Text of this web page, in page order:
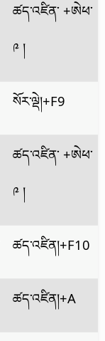
ཚད་འཛིན་ +ཨེཕ་
༩ །
སོར་ལྡེ།+F9
ཚད་འཛིན་ +ཨེཕ་
༩ །
ཚད་འཛིན།+F10
ཚད་འཛིན།+A